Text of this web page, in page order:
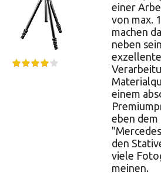
einer
von max.
machen
neben
einem
eben dem
den
viele
meinen.